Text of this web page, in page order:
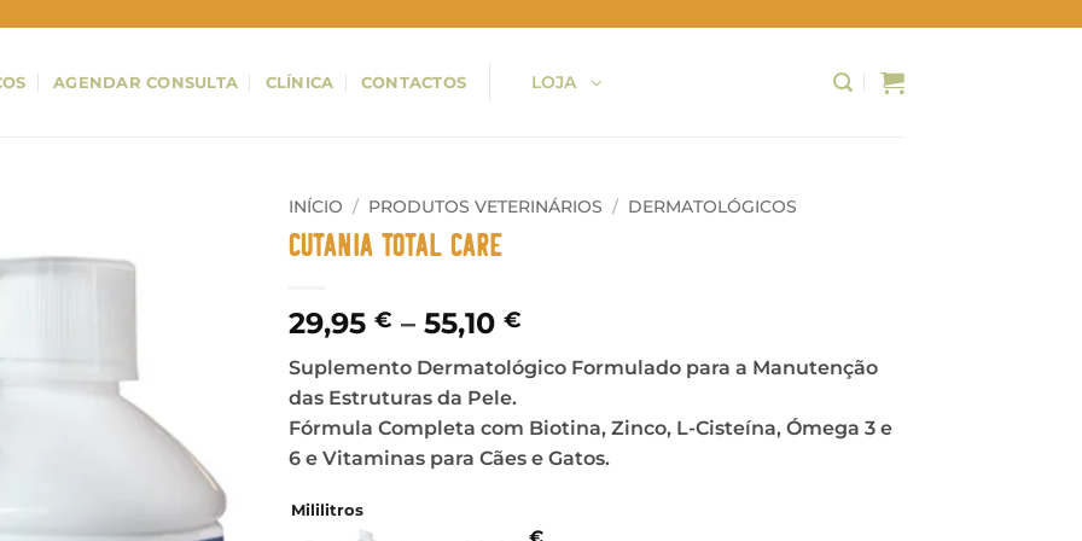
AGENDAR CONSULTA CLÍNICA CONTACTOS LOJA
INÍCIO / PRODUTOS VETERINÁRIOS / DERMATOLÓGICOS
Cutania Total Care
29,95 € – 55,10 €
range:
29,95 €
55,10 €
Suplemento Dermatológico Formulado para a Manutenção
das Estruturas da Pele.
Fórmula Completa com Biotina, Zinco, L-Cisteína, Ómega 3 e
6 e Vitaminas para Cães e Gatos.
Mililitros